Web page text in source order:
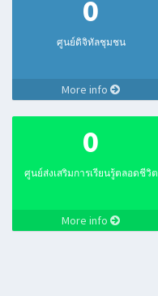
0
ศูนย์ดิจิทัลชุมชน
More info
0
ศูนย์ส่งเสริมการเรียนรู้ตลอดชีวิต
More info